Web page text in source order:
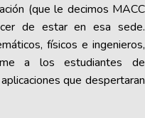
(que le decimos MACC
de estar en esa sede.
físicos e ingenieros,
a los estudiantes de
que despertaran